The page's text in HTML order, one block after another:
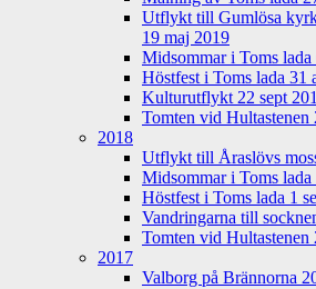
Utflykt till Gumlösa
19 maj 2019
Midsommar i Toms
Höstfest i Toms lada 31
Kulturutflykt 22 sept
Tomten vid Hultastenen
2018
Utflykt till Åraslövs
Midsommar i Toms
Höstfest i Toms lada 1
Vandringarna till
Tomten vid Hultastenen
2017
Valborg på Brännorna